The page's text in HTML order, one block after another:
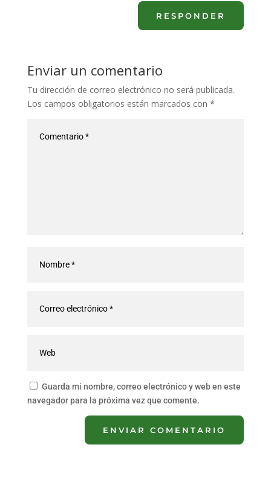
RESPONDER
Enviar un comentario
Tu dirección de correo electrónico no será publicada.
Los campos obligatorios están marcados con *
Guarda mi nombre, correo electrónico y web en este
navegador para la próxima vez que comente.
ENVIAR COMENTARIO